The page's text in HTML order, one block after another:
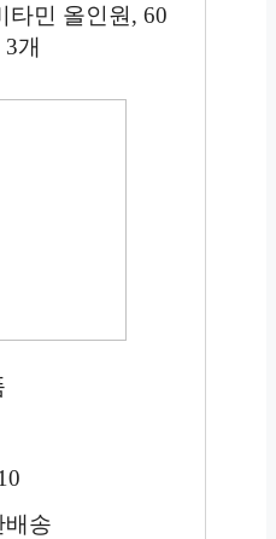
타민 올인원, 60
3개
배송